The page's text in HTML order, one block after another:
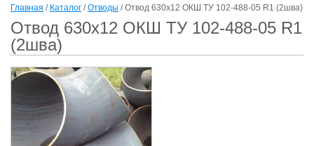
Главная / Каталог /Отводы / Отвод 630x12 ОКШ ТУ 102-488-05 R1 (2шва)
Отвод 630x12 ОКШ ТУ 102-488-05 R1
(2шва)